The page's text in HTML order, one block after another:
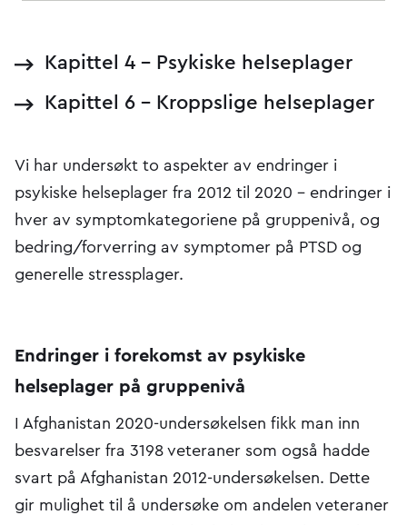
Kapittel 4 - Psykiske helseplager
Kapittel 6 - Kroppslige helseplager
Vi har undersøkt to aspekter av endringer i
psykiske helseplager fra 2012 til 2020 – endringer i
hver av symptomkategoriene på gruppenivå, og
bedring/forverring av symptomer på PTSD og
generelle stressplager.
Endringer i forekomst av psykiske
helseplager på gruppenivå
I Afghanistan 2020-undersøkelsen fikk man inn
besvarelser fra 3198 veteraner som også hadde
svart på Afghanistan 2012-undersøkelsen. Dette
gir mulighet til å undersøke om andelen veteraner